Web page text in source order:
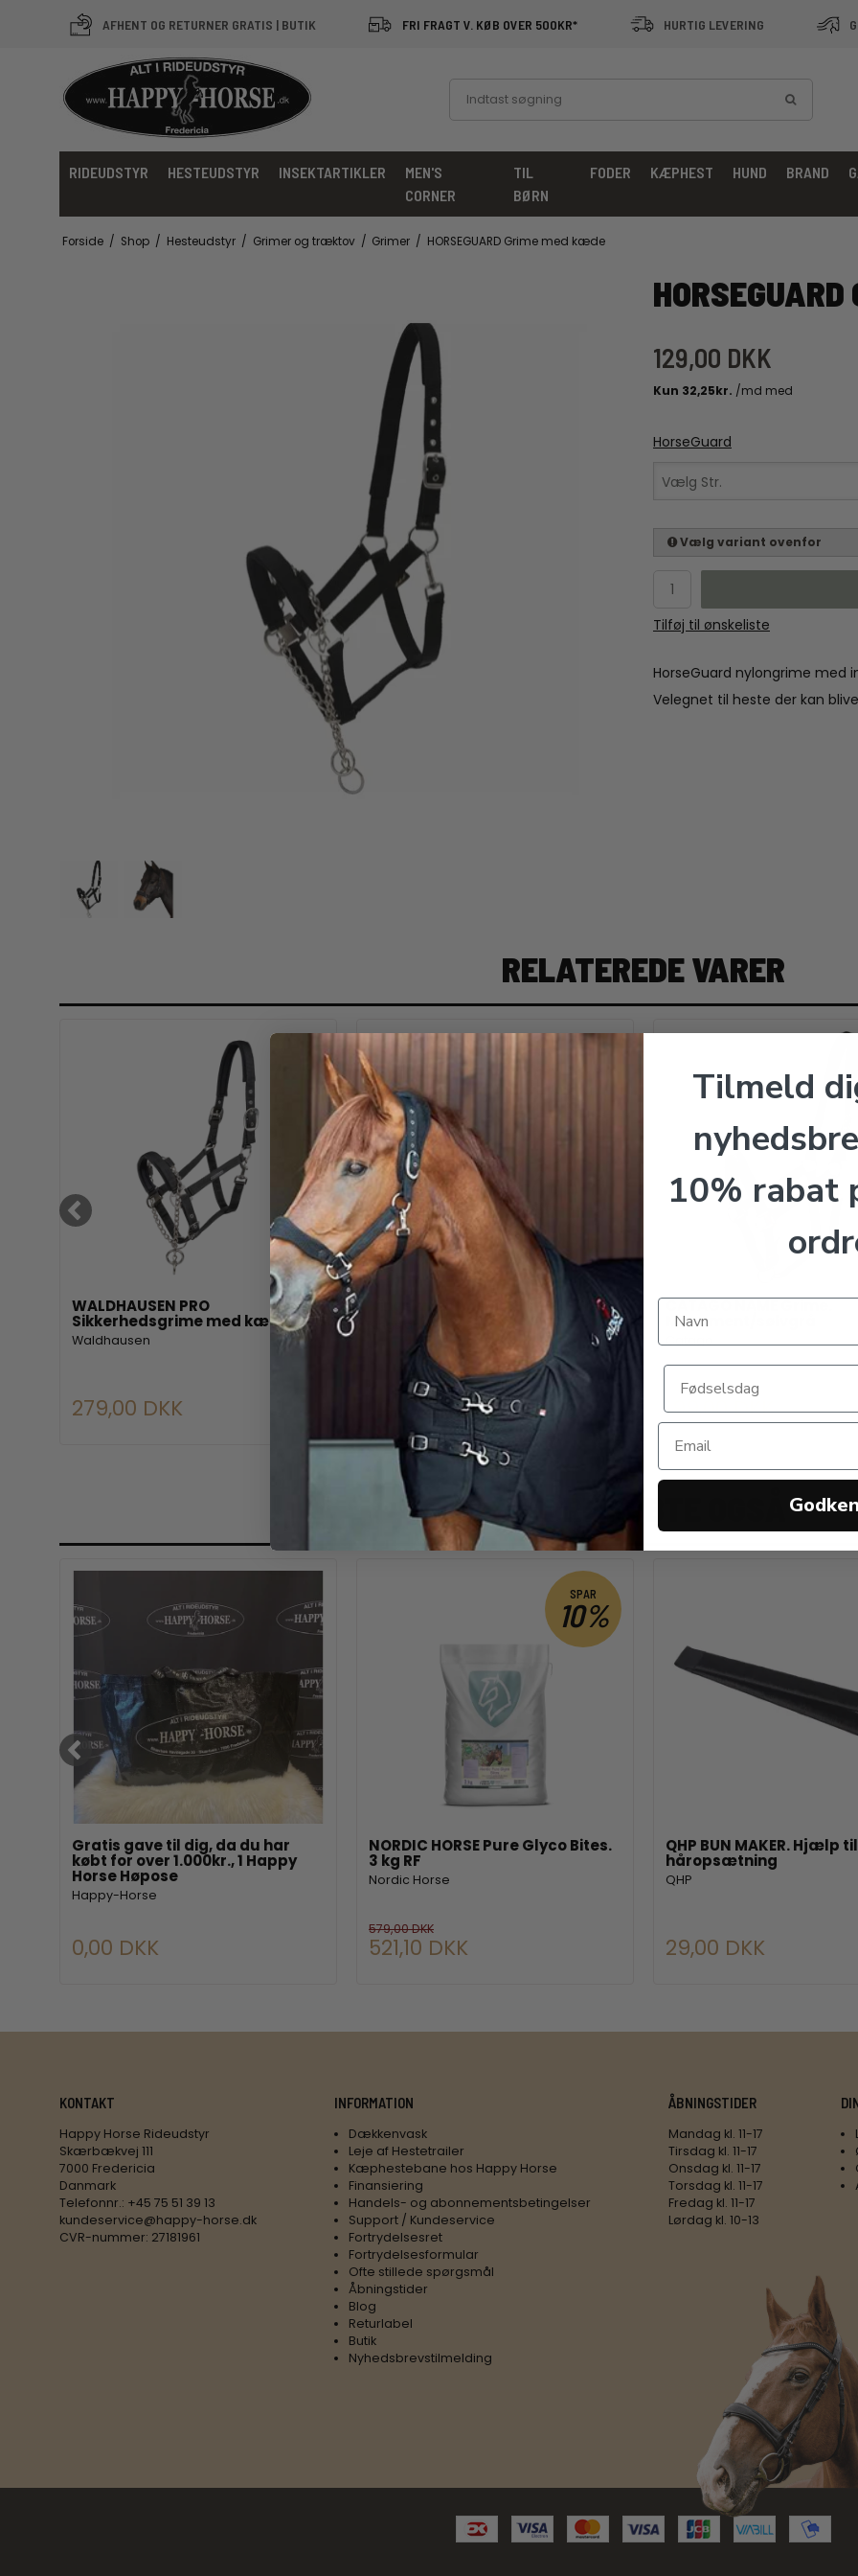
AFHENT OG RETURNER GRATIS | BUTIK FRI FRAGT V. KØB OVER 500KR* HURTIG LEVERING
RIDEUDSTYR HESTEUDSTYR INSEKTARTIKLER
MEN'S
CORNER
TIL
BØRN
FODER KÆPHEST HUND BRAND
Forside / Shop / Hesteudstyr / Grimer og træktov / Grimer / HORSEGUARD Grime med kæde
129,00 DKK
HorseGuard
Vælg Str.
Vælg variant ovenfor
Tilføj til ønskeliste
HorseGuard nylongrime med
Velegnet til heste der kan
RELATEREDE VARER
WALDHAUSEN PRO
Sikkerhedsgrime med kæde
Waldhausen
279,00 DKK
Kingsland Classic Grime. Sort
Kingsland
449,00 DKK
CATAGO NAME Grime.
Monument/sølvgrå
199,00 DKK
ANDRE KØBTE OGSÅ
Gratis gave til dig, da du har
købt for over 1.000kr., 1 Happy
Horse Høpose
Happy-Horse
0,00 DKK
SPAR
10%
NORDIC HORSE Pure Glyco Bites.
3 kg RF
Nordic Horse
579,00 DKK
521,10 DKK
QHP BUN MAKER. Hjælp til
håropsætning
QHP
29,00 DKK
KONTAKT
Happy Horse Rideudstyr
Skærbækvej 111
7000 Fredericia
Danmark
Telefonnr.: +45 75 51 39 13
kundeservice@happy-horse.dk
CVR-nummer: 27181961
INFORMATION
Dækkenvask
Leje af Hestetrailer
Kæphestebane hos Happy Horse
Finansiering
Handels- og abonnementsbetingelser
Support / Kundeservice
Fortrydelsesret
Fortrydelsesformular
Ofte stillede spørgsmål
Åbningstider
Blog
Returlabel
Butik
Nyhedsbrevstilmelding
ÅBNINGSTIDER
Mandag kl. 11-17
Tirsdag kl. 11-17
Onsdag kl. 11-17
Torsdag kl. 11-17
Fredag kl. 11-17
Lørdag kl. 10-13
Tilmeld
10% rabat